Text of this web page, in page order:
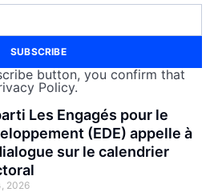
SUBSCRIBE
button, you confirm that
Policy.
Les Engagés pour le
(EDE) appelle à
sur le calendrier
2026